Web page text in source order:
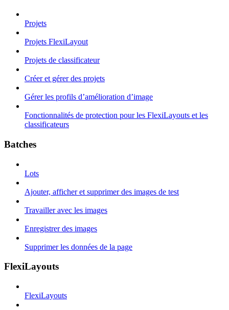
Projets
Projets FlexiLayout
Projets de classificateur
Créer et gérer des projets
Gérer les profils d’amélioration d’image
Fonctionnalités de protection pour les FlexiLayouts et les
classificateurs
Batches
Lots
Ajouter, afficher et supprimer des images de test
Travailler avec les images
Enregistrer des images
Supprimer les données de la page
FlexiLayouts
FlexiLayouts